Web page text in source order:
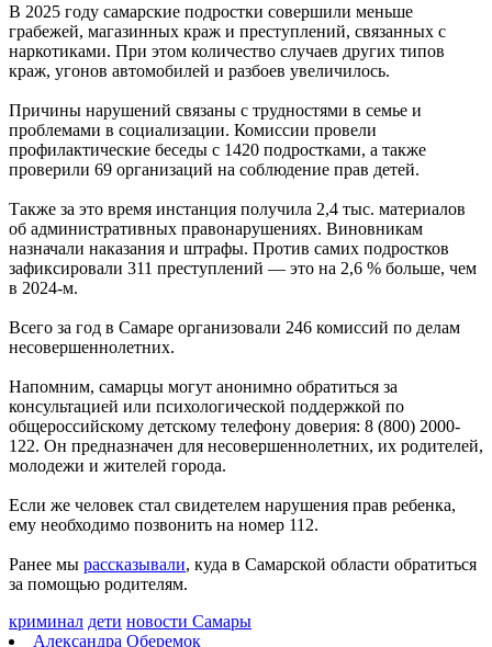
07.08.2026 | 20:07
В Самаре временно изменят маршруты дачных автобусов №
172 и 174
07.08.2026 | 19:29
рассказали, какие продукты дорожают летом
07.08.2026 | 19:11
В селе Усинское тушили крышу "заброшки" 7 августа
07.08.2026 | 18:55
политических партий в избирательных бюллетенях
07.08.2026 | 18:49
Исследование: россияне увеличивают расходы на спорт и
ЗОЖ
07.08.2026 | 18:24
четырех пляжах
07.08.2026 | 18:22
развитие Самарской области" выдающимся жителям
07.08.2026 | 18:21
В Тольятти отремонтируют тротуары и проезды
07.08.2026 | 18:05
"Самара в движении": расписание бесплатных тренировок 8
07.08.2026 | 17:56
Забота о здоровье ветеранов – один из приоритетов: Вячеслав
участников СВО
07.08.2026 | 17:55
07.08.2026 | 17:49
В 2025 году самарские подростки совершили меньше
грабежей, магазинных краж и преступлений, связанных с
наркотиками. При этом количество случаев других типов
краж, угонов автомобилей и разбоев увеличилось.
Причины нарушений связаны с трудностями в семье и
проблемами в социализации. Комиссии провели
профилактические беседы с 1420 подростками, а также
проверили 69 организаций на соблюдение прав детей.
Также за это время инстанция получила 2,4 тыс. материалов
об административных правонарушениях. Виновникам
назначали наказания и штрафы. Против самих подростков
зафиксировали 311 преступлений — это на 2,6 % больше, чем
в 2024-м.
Всего за год в Самаре организовали 246 комиссий по делам
несовершеннолетних.
Напомним, самарцы могут анонимно обратиться за
консультацией или психологической поддержкой по
общероссийскому детскому телефону доверия: 8 (800) 2000-
122. Он предназначен для несовершеннолетних, их родителей,
молодежи и жителей города.
Если же человек стал свидетелем нарушения прав ребенка,
ему необходимо позвонить на номер 112.
Ранее мы рассказывали, куда в Самарской области обратиться
за помощью родителям.
криминал дети новости Самары
Александра Оберемок